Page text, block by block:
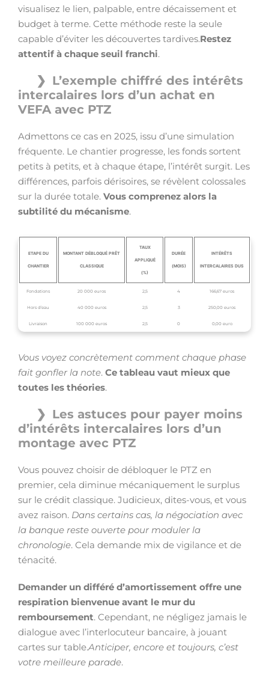
visualisez le lien, palpable, entre décaissement et
budget à terme. Cette méthode reste la seule
capable d’éviter les découvertes tardives.Restez
attentif à chaque seuil franchi.
L’exemple chiffré des intérêts
intercalaires lors d’un achat en
VEFA avec PTZ
Admettons ce cas en 2025, issu d’une simulation
fréquente. Le chantier progresse, les fonds sortent
petits à petits, et à chaque étape, l’intérêt surgit. Les
différences, parfois dérisoires, se révèlent colossales
sur la durée totale. Vous comprenez alors la
subtilité du mécanisme.
ETAPE DU
CHANTIER
MONTANT DÉBLOQUÉ PRÊT
CLASSIQUE
TAUX
APPLIQUÉ
(%)
DURÉE
(MOIS)
INTÉRÊTS
INTERCALAIRES DUS
Fondations 20 000 euros 2,5 4 166,67 euros
Hors d’eau 40 000 euros 2,5 3 250,00 euros
Livraison 100 000 euros 2,5 0 0,00 euro
Vous voyez concrètement comment chaque phase
fait gonfler la note. Ce tableau vaut mieux que
toutes les théories.
Les astuces pour payer moins
d’intérêts intercalaires lors d’un
montage avec PTZ
Vous pouvez choisir de débloquer le PTZ en
premier, cela diminue mécaniquement le surplus
sur le crédit classique. Judicieux, dites-vous, et vous
avez raison. Dans certains cas, la négociation avec
la banque reste ouverte pour moduler la
chronologie. Cela demande mix de vigilance et de
ténacité.
Demander un différé d’amortissement offre une
respiration bienvenue avant le mur du
remboursement. Cependant, ne négligez jamais le
dialogue avec l’interlocuteur bancaire, à jouant
cartes sur table.Anticiper, encore et toujours, c’est
votre meilleure parade.